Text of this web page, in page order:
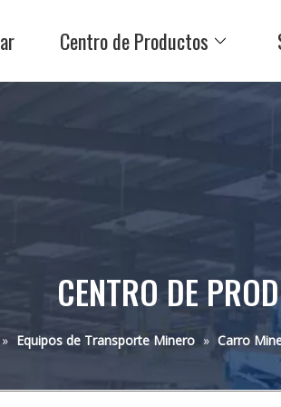
Centro de Productos
CENTRO DE
» Equipos de Transporte Minero » Carro